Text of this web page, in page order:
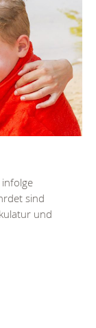
sind
und